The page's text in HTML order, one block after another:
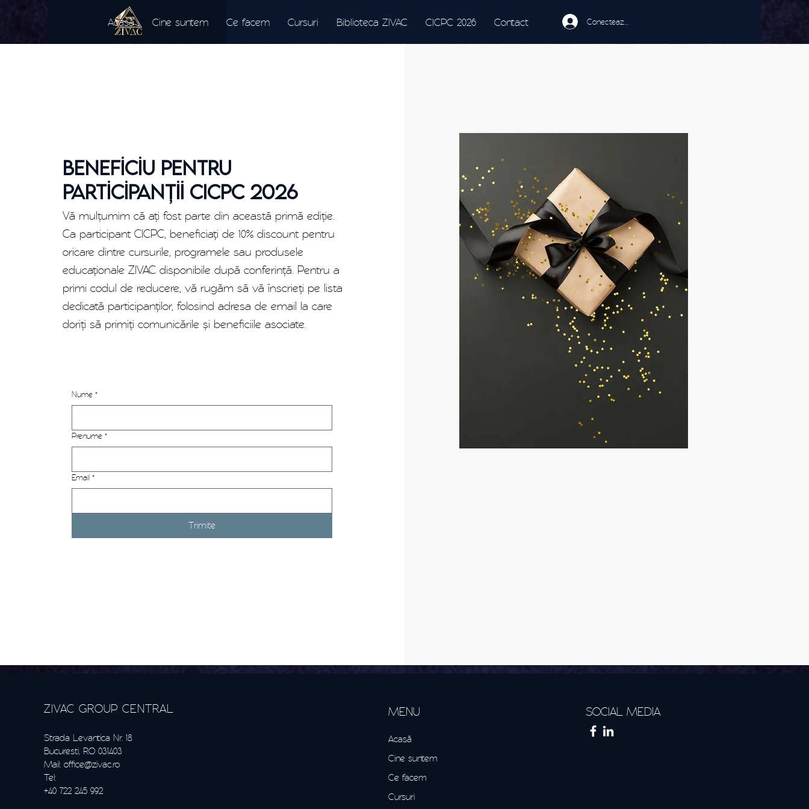
Acasă Cine suntem Ce facem Cursuri Biblioteca ZIVAC CICPC 2026 Contact Conectează-te
Beneficiu pentru
participanții CICPC 2026
Vă mulțumim că ați fost parte din această primă ediție.
Ca participant CICPC, beneficiați de 10% discount pentru
oricare dintre cursurile, programele sau produsele
educaționale ZIVAC disponibile după conferință. Pentru a
primi codul de reducere, vă rugăm să vă înscrieți pe lista
dedicată participanților, folosind adresa de email la care
doriți să primiți comunicările și beneficiile asociate.
Nume *
Prenume *
Email *
Trimite
ZIVAC GROUP CENTRAL
Strada Levantica Nr. 18
Bucuresti, RO 031403
Mail: office@zivac.ro
Tel:
+40 722 245 992
MENU
Acasă
Cine suntem
Ce facem
Cursuri
SOCIAL MEDIA